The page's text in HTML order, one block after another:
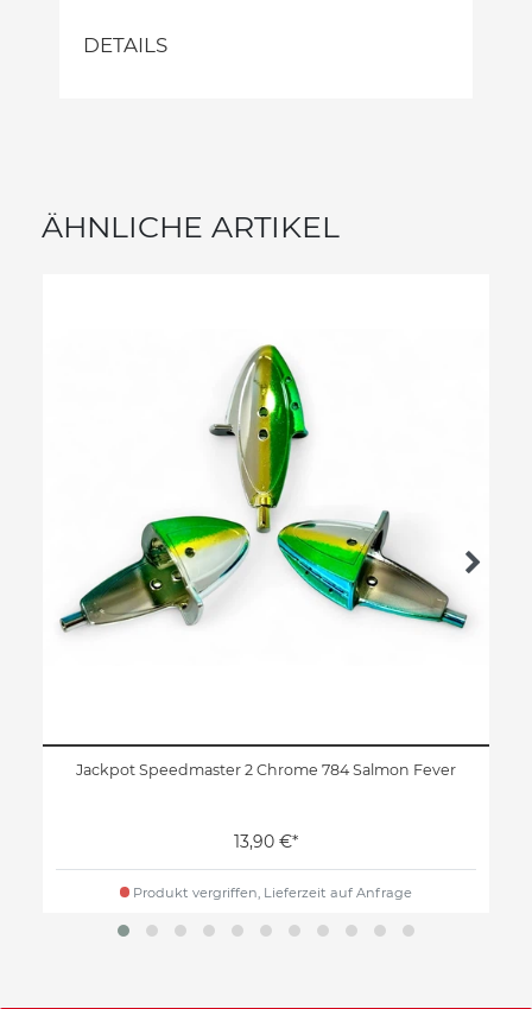
DETAILS
ÄHNLICHE ARTIKEL
Jackpot Speedmaster 2 Chrome 784 Salmon Fever
13,90 €*
Produkt vergriffen, Lieferzeit auf Anfrage